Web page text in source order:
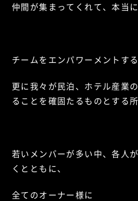
仲間が集まってくれて、本当に
チームをエンパワーメントする
更に我々が民泊、ホテル産業
ることを確固たるものとする所
若いメンバーが多い中、各人
くとともに、
全てのオーナー様に